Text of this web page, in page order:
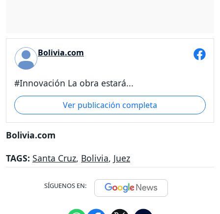
Bolivia.com
#Innovación La obra estará...
Ver publicación completa
Bolivia.com
TAGS: Santa Cruz, Bolivia, Juez
SÍGUENOS EN: